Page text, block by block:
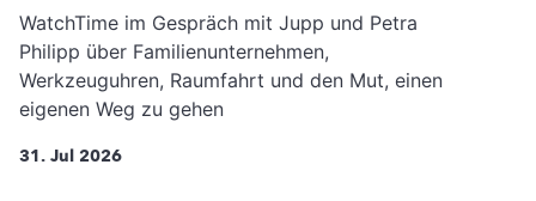
WatchTime im Gespräch mit Jupp und Petra
Philipp über Familienunternehmen,
Werkzeuguhren, Raumfahrt und den Mut, einen
eigenen Weg zu gehen
31. Jul 2026